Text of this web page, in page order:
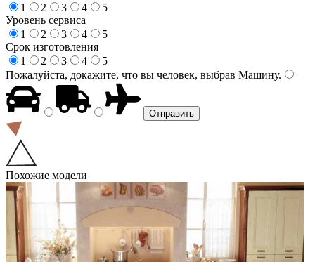
1
2 3 4
5
Уровень сервиса
1
2 3 4
5
Срок изготовления
1
2 3 4
5
Пожалуйста, докажите, что вы человек, выбрав Машину.
Похожие модели